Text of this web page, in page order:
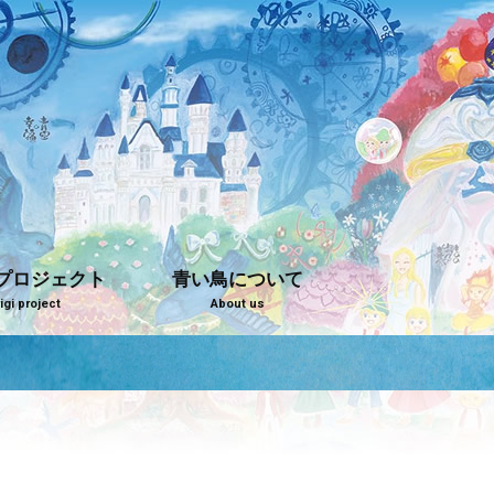
ロジェクト
project
青い鳥について
About us